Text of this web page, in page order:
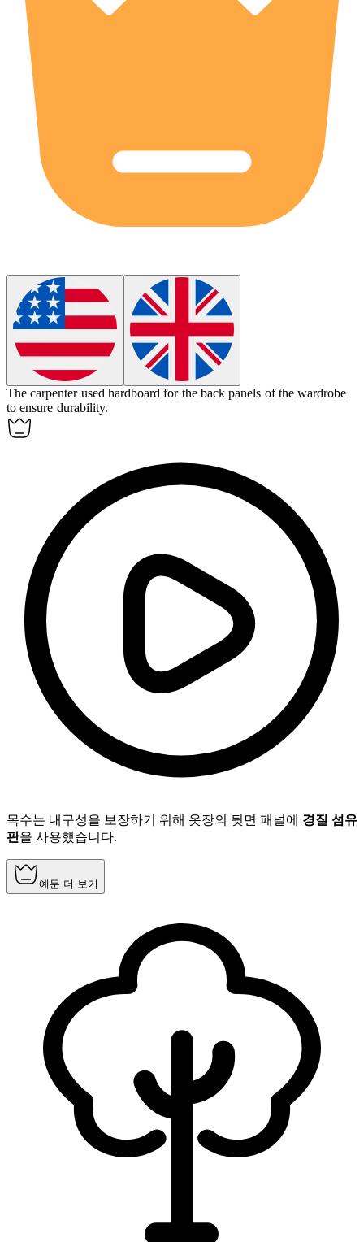
The carpenter used hardboard for the back panels of the wardrobe
to ensure durability.
목수는 내구성을 보장하기 위해 옷장의 뒷면 패널에 경질 섬유
판을 사용했습니다.
예문 더 보기